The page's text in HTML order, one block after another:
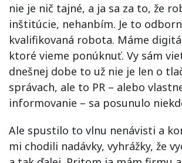
nie je nič tajné, a ja sa za to, že
inštitúcie, nehanbím. Je to
kvalifikovaná robota. Máme
ktoré vieme ponúknuť. Vy sám
dnešnej dobe to už nie je len o
správach, ale to PR – alebo
informovanie – sa posunulo
Ale spustilo to vlnu nenávisti a
mi chodili nadávky, vyhrážky, že